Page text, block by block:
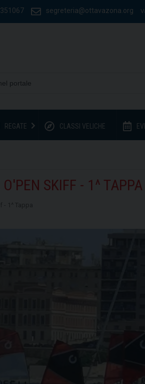
segreteria@ottavazona.org
REGATE CLASSI VELICHE
SKIFF - 1^ TAPPA